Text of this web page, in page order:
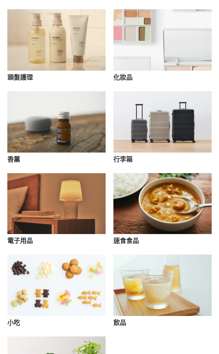
頭髮護理 化妝品
香薰 行李箱
電子用品 速食食品
小吃 飲品